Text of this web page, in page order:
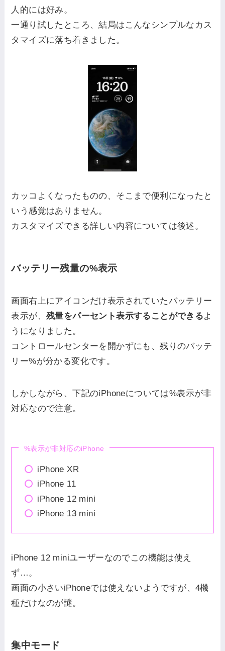
人的には好み。
一通り試したところ、結局はこんなシンプルなカス
タマイズに落ち着きました。
カッコよくなったものの、そこまで便利になったと
いう感覚はありません。
カスタマイズできる詳しい内容については後述。
バッテリー残量の%表示
画面右上にアイコンだけ表示されていたバッテリー
表示が、残量をパーセント表示することができるよ
うになりました。
コントロールセンターを開かずにも、残りのバッテ
リー%が分かる変化です。
しかしながら、下記のiPhoneについては%表示が非
対応なので注意。
%表示が非対応のiPhone
iPhone XR
iPhone 11
iPhone 12 mini
iPhone 13 mini
iPhone 12 miniユーザーなのでこの機能は使え
ず…。
画面の小さいiPhoneでは使えないようですが、4機
種だけなのが謎。
集中モード